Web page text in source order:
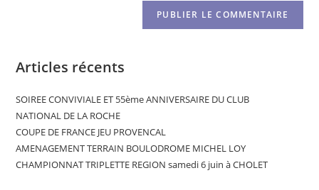
Articles récents
SOIREE CONVIVIALE ET 55ème ANNIVERSAIRE DU CLUB
NATIONAL DE LA ROCHE
COUPE DE FRANCE JEU PROVENCAL
AMENAGEMENT TERRAIN BOULODROME MICHEL LOY
CHAMPIONNAT TRIPLETTE REGION samedi 6 juin à CHOLET